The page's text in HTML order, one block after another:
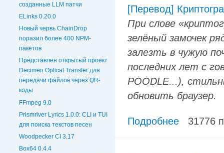
созданные LLM патчи
ELinks 0.20.0
Новый червь ChainDrop
поразил более 400 NPM-
пакетов
Представлен открытый проект
Decimen Optical Transfer для
передачи файлов через QR-
коды
FFmpeg 9.0
Prismriver Lyrics 1.0.0: CLI и TUI
для поиска текстов песен
Woodpecker CI 3.17
Box64 0.4.4
[Перевод]
При слове
зелёный замочек
залезть в чужую
последних лет с
POODLE...),
обновить браузер.
Подробнее 31776